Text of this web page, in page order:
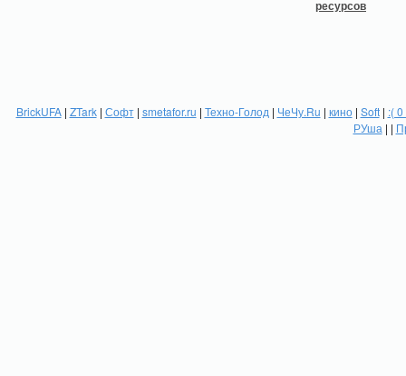
BrickUFA| ZTark| Софт| smetafor.ru | Техно-Голод | ЧеЧу.Ru | кино| Soft| :(
РУша | |